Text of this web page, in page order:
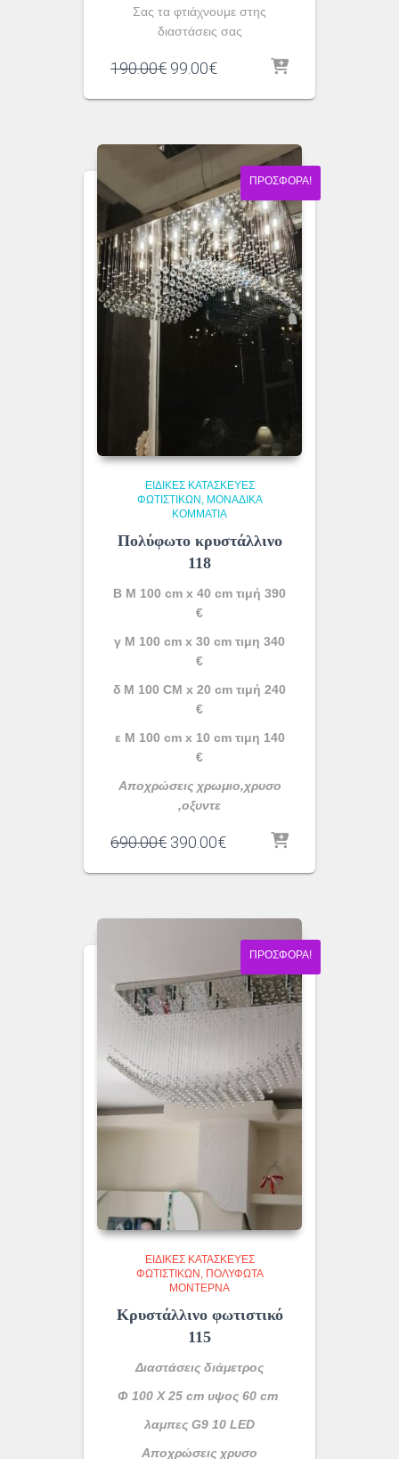
Σας τα φτιάχνουμε στης
διαστάσεις σας
190.00€ Original
was:
99.00€Η
τιμή
99.00€.
ΠΡΟΣΦΟΡΆ!
ΕΙΔΙΚΈΣ ΚΑΤΑΣΚΕΥΈΣ
ΦΩΤΙΣΤΙΚΏΝ
ΜΟΝΆΔΙΚΑ
ΚΟΜΜΆΤΙΑ
Πολύφωτο κρυστάλλινο
118
Β Μ 100 cm x 40 cm τιμή 390
€
γ Μ 100 cm x 30 cm τιμη 340
€
δ Μ 100 CM x 20 cm τιμή 240
€
ε Μ 100 cm x 10 cm τιμη 140
€
Αποχρώσεις χρωμιο,χρυσο
,οξυντε
690.00€ Original
was:
390.00€Η
τιμή
390.00€.
ΠΡΟΣΦΟΡΆ!
ΕΙΔΙΚΈΣ ΚΑΤΑΣΚΕΥΈΣ
ΦΩΤΙΣΤΙΚΏΝ
ΠΟΛΎΦΩΤΑ
ΜΟΝΤΈΡΝΑ
Κρυστάλλινο φωτιστικό
115
Διαστάσεις διάμετρος
Φ 100 Χ 25 cm υψος 60 cm
λαμπες G9 10 LED
Αποχρώσεις χρυσο